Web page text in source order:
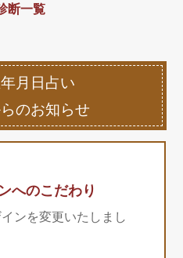
断一覧
月日占い
のお知らせ
へのこだわり
ンを変更いたしまし